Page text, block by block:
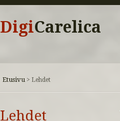
DigiCarelica
Etusivu > Lehdet
Lehdet